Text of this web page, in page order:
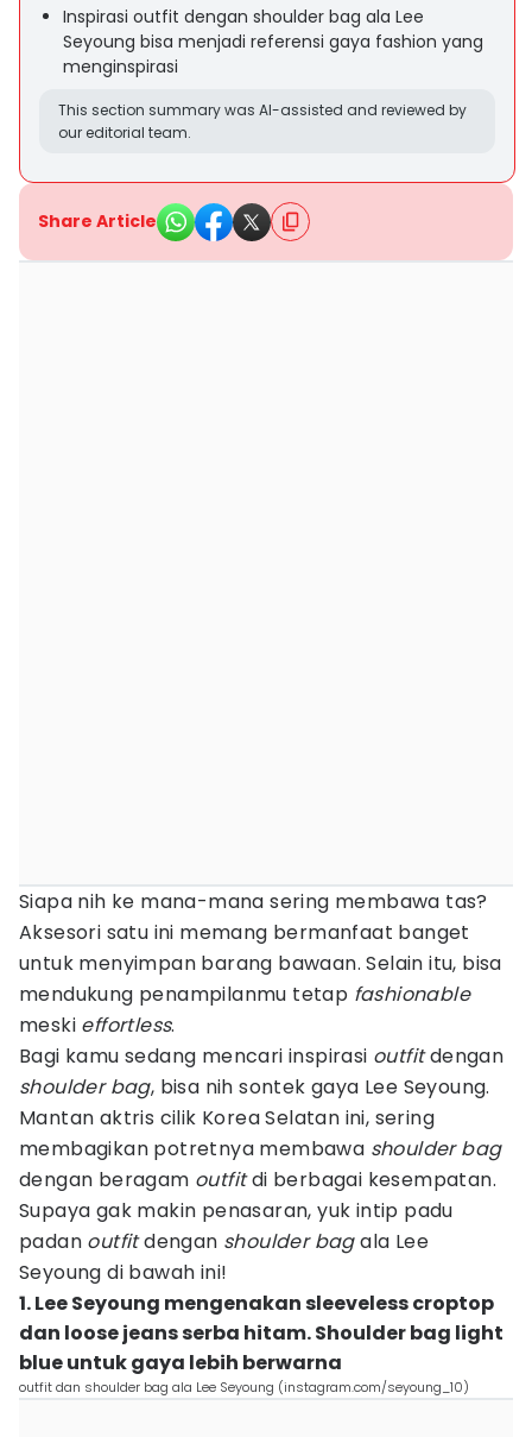
Inspirasi outfit dengan shoulder bag ala Lee
Seyoung bisa menjadi referensi gaya fashion yang
menginspirasi
This section summary was AI-assisted and reviewed by
our editorial team.
Share Article
Siapa nih ke mana-mana sering membawa tas?
Aksesori satu ini memang bermanfaat banget
untuk menyimpan barang bawaan. Selain itu, bisa
mendukung penampilanmu tetap fashionable
meski effortless.
Bagi kamu sedang mencari inspirasi outfitdengan
shoulder bag, bisa nih sontek gaya Lee Seyoung.
Mantan aktris cilik Korea Selatan ini, sering
membagikan potretnya membawa shoulder bag
dengan beragam outfitdi berbagai kesempatan.
Supaya gak makin penasaran, yuk intip padu
padan outfitdengan shoulder bagala Lee
Seyoung di bawah ini!
1. Lee Seyoung mengenakan sleeveless croptop
dan loose jeans serba hitam. Shoulder bag light
blue untuk gaya lebih berwarna
outfit dan shoulder bag ala Lee Seyoung (instagram.com/seyoung_10)